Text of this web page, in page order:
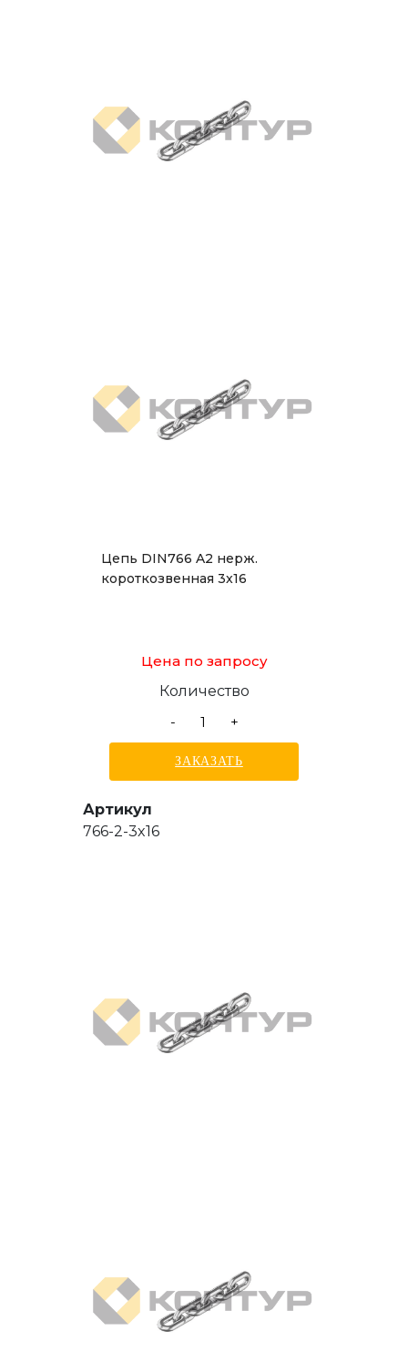
Цепь DIN766 A2 нерж.
короткозвенная 3x16
Цена по запросу
Количество
-
+
ЗАКАЗАТЬ
Артикул
766-2-3x16